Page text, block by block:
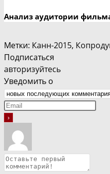
Анализ аудитории
Метки: Канн-2015,
Подписаться
авторизуйтесь
Уведомить о